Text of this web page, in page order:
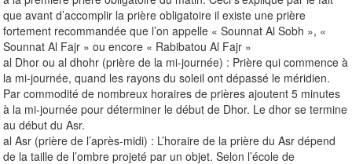
que avant d’accomplir la prière obligatoire il existe une prière
fortement recommandée que l’on appelle « Sounnat Al Sobh », «
Sounnat Al Fajr » ou encore « Rabibatou Al Fajr »
al Dhor ou al dhohr (prière de la mi-journée) : Prière qui commence à
la mi-journée, quand les rayons du soleil ont dépassé le méridien.
Par commodité de nombreux horaires de prières ajoutent 5 minutes
à la mi-journée pour déterminer le début de Dhor. Le dhor se termine
au début du Asr.
al Asr (prière de l’après-midi) : L’horaire de la prière du Asr dépend
de la taille de l’ombre projeté par un objet. Selon l’école de